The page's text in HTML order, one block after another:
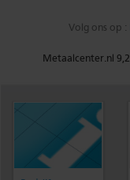
Volg ons op :
Metaalcenter.nl 9,2